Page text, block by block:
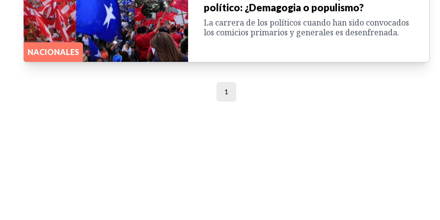
NACIONALES
político: ¿Demagogia o populismo?
La carrera de los políticos cuando han sido convocados
los comicios primarios y generales es desenfrenada.
1